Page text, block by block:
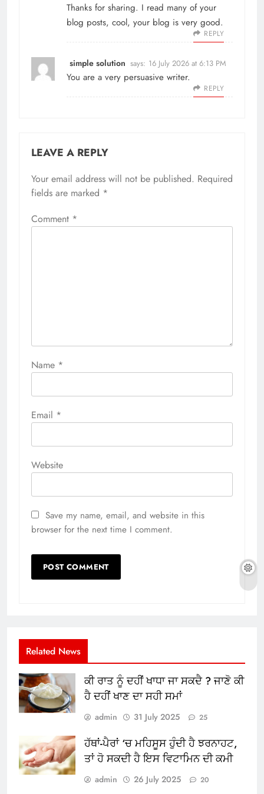
Thanks for sharing. I read many of your
blog posts, cool, your blog is very good.
REPLY
simple solution says: 16 July 2026 at 6:13 PM
You are a very persuasive writer.
REPLY
LEAVE A REPLY
Your email address will not be published. Required
fields are marked *
Comment *
Name *
Email *
Website
Save my name, email, and website in this
browser for the next time I comment.
Related News
ਕੀ ਰਾਤ ਨੂੰ ਦਹੀਂ ਖਾਧਾ ਜਾ ਸਕਦੈ ? ਜਾਣੋ ਕੀ
ਹੈ ਦਹੀਂ ਖਾਣ ਦਾ ਸਹੀ ਸਮਾਂ
admin 31 July 2025 25
ਹੱਥਾਂ-ਪੈਰਾਂ ‘ਚ ਮਹਿਸੂਸ ਹੁੰਦੀ ਹੈ ਝਰਨਾਹਟ,
ਤਾਂ ਹੋ ਸਕਦੀ ਹੈ ਇਸ ਵਿਟਾਮਿਨ ਦੀ ਕਮੀ
admin 26 July 2025 20